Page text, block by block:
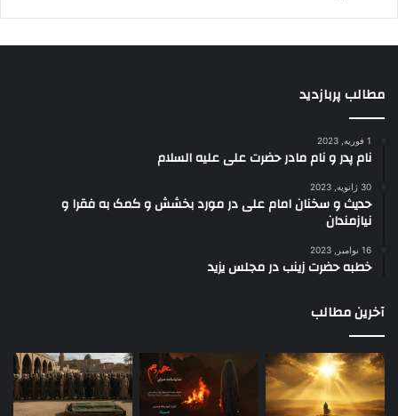
مطالب پربازدید
1 فوریه, 2023
نام پدر و نام مادر حضرت علی علیه السلام
30 ژانویه, 2023
حدیث و سخنان امام علی در مورد بخشش و کمک به فقرا و
نیازمندان
16 نوامبر, 2023
خطبه حضرت زینب در مجلس یزید
آخرین مطالب